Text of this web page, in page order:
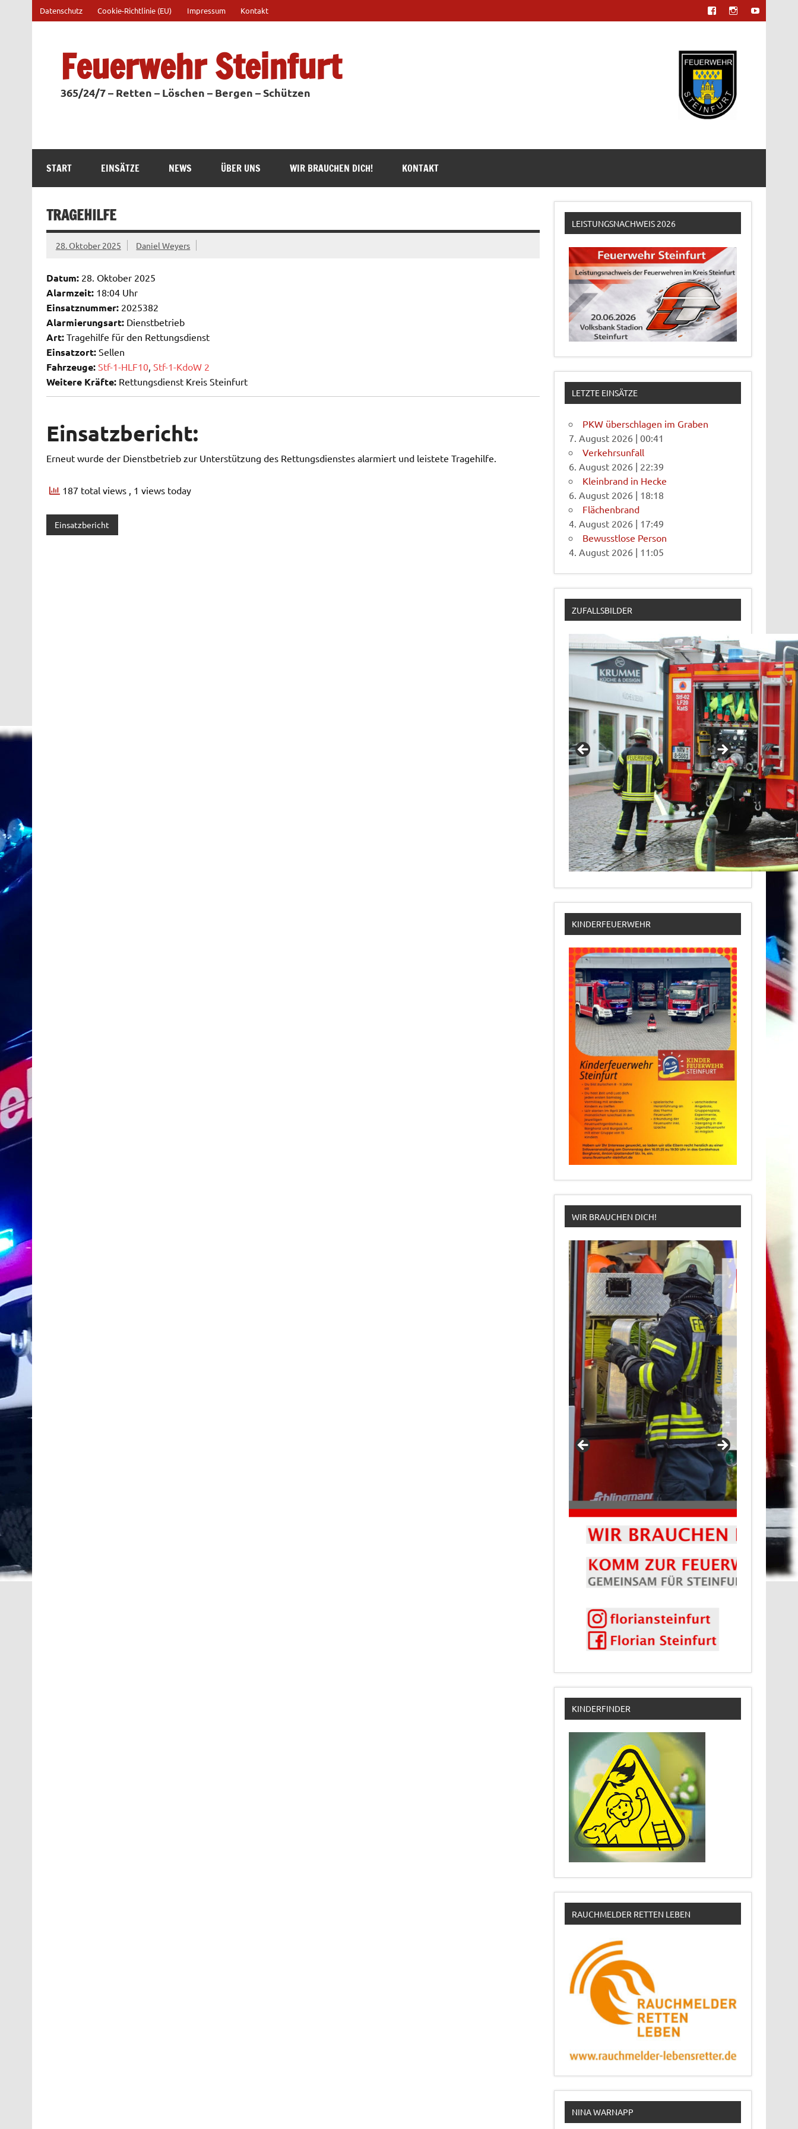
springen
Datenschutz Cookie-Richtlinie (EU) Impressum Kontakt
Feuerwehr Steinfurt
365/24/7 – Retten – Löschen – Bergen – Schützen
START EINSÄTZE NEWS ÜBER UNS WIR BRAUCHEN DICH! KONTAKT
TRAGEHILFE
28. Oktober 2025 Daniel Weyers
Datum:28. Oktober 2025
Alarmzeit:18:04 Uhr
Einsatznummer:2025382
Alarmierungsart:Dienstbetrieb
Art:Tragehilfe für den Rettungsdienst
Einsatzort:Sellen
Fahrzeuge: Stf-1-HLF10, Stf-1-KdoW 2
Weitere Kräfte:Rettungsdienst Kreis Steinfurt
Einsatzbericht:
Erneut wurde der Dienstbetrieb zur Unterstützung des Rettungsdienstes alarmiert und leistete Tragehilfe.
187 total views , 1 views today
Einsatzbericht
LEISTUNGSNACHWEIS 2026
LETZTE EINSÄTZE
PKW überschlagen im Graben
7. August 2026 |00:41
Verkehrsunfall
6. August 2026 | 22:39
Kleinbrand in Hecke
6. August 2026 | 18:18
Flächenbrand
4. August 2026 | 17:49
Bewusstlose Person
4. August 2026 | 11:05
ZUFALLSBILDER
KINDERFEUERWEHR
WIR BRAUCHEN DICH!
KINDERFINDER
RAUCHMELDER RETTEN LEBEN
NINA WARNAPP